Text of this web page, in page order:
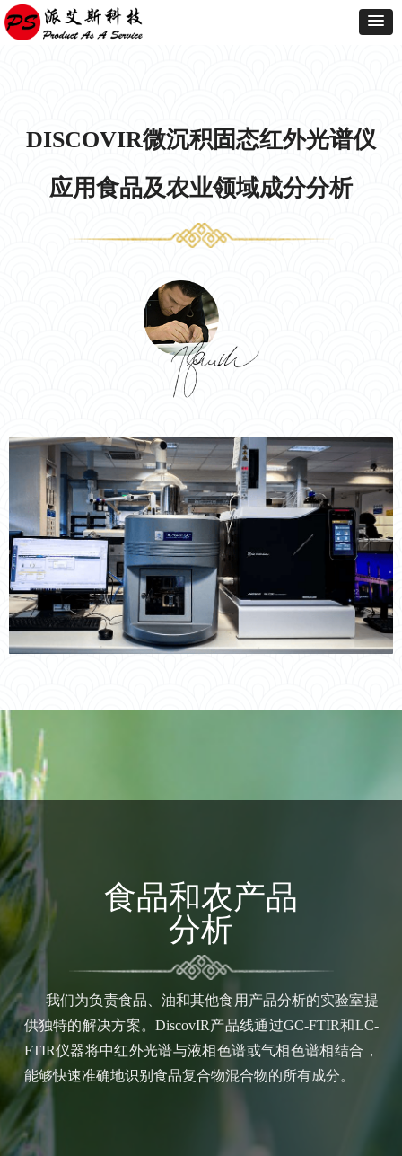
DISCOVIR微沉积固态红外光谱仪
应用食品及农业领域成分分析
我们为负责食品、油和其他食用产品分析的实验室提
供独特的解决方案。DiscovIR产品线通过GC-FTIR和LC-
FTIR仪器将中红外光谱与液相色谱或气相色谱相结合，
能够快速准确地识别食品复合物混合物的所有成分。
食品和农产品
分析